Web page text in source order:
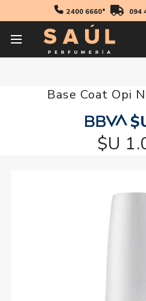
2400 6660* 094
Inicio Manicuria
Base Coat Opi
$U